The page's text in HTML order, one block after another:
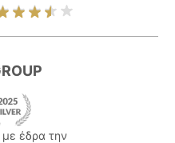
έδρα την